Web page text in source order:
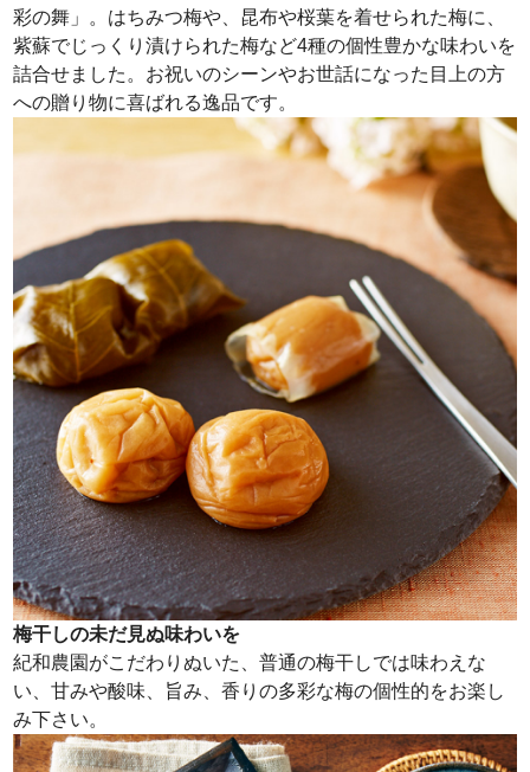
彩の舞」。はちみつ梅や、昆布や桜葉を着せられた梅に、
紫蘇でじっくり漬けられた梅など4種の個性豊かな味わいを
詰合せました。お祝いのシーンやお世話になった目上の方
への贈り物に喜ばれる逸品です。
梅干しの未だ見ぬ味わいを
紀和農園がこだわりぬいた、普通の梅干しでは味わえな
い、甘みや酸味、旨み、香りの多彩な梅の個性的をお楽し
み下さい。